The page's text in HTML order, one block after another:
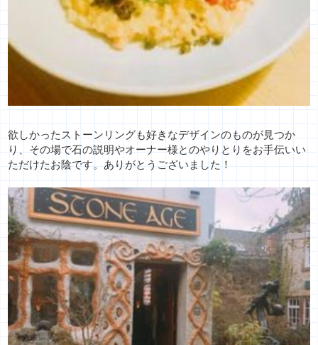
欲しかったストーンリングも好きなデザインのものが見つか
り、 その場で石の説明やオーナー様とのやりとりをお手伝いい
ただけたお陰です。ありがとうございました！